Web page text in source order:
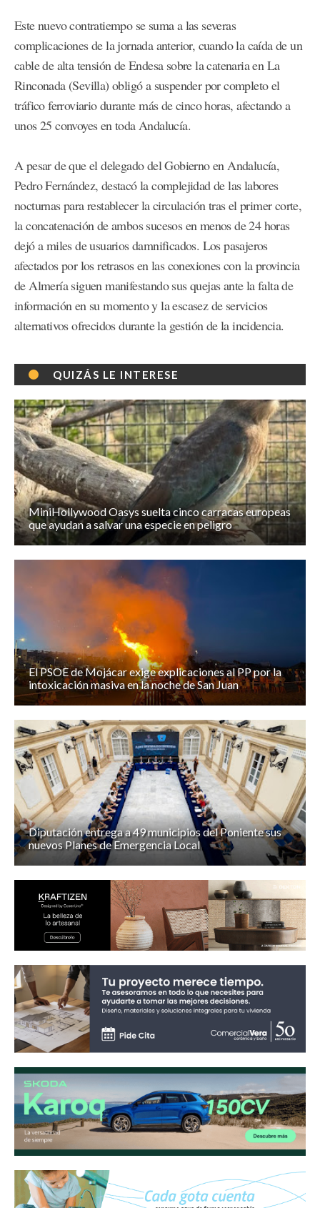
Este nuevo contratiempo se suma a las severas
complicaciones de la jornada anterior, cuando la caída de un
cable de alta tensión de Endesa sobre la catenaria en La
Rinconada (Sevilla) obligó a suspender por completo el
tráfico ferroviario durante más de cinco horas, afectando a
unos 25 convoyes en toda Andalucía.
A pesar de que el delegado del Gobierno en Andalucía,
Pedro Fernández, destacó la complejidad de las labores
nocturnas para restablecer la circulación tras el primer corte,
la concatenación de ambos sucesos en menos de 24 horas
dejó a miles de usuarios damnificados. Los pasajeros
afectados por los retrasos en las conexiones con la provincia
de Almería siguen manifestando sus quejas ante la falta de
información en su momento y la escasez de servicios
alternativos ofrecidos durante la gestión de la incidencia.
QUIZÁS LE INTERESE
MiniHollywood Oasys suelta cinco carracas europeas
que ayudan a salvar una especie en peligro
El PSOE de Mojácar exige explicaciones al PP por la
intoxicación masiva en la noche de San Juan
Diputación entrega a 49 municipios del Poniente sus
nuevos Planes de Emergencia Local